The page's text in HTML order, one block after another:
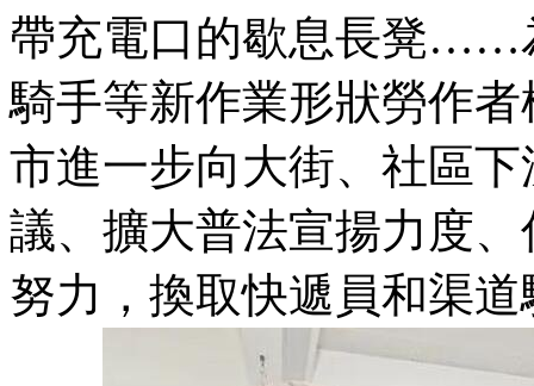
帶充電口的歇息長凳……
騎手等新作業形狀勞作
市進一步向大街、社區
議、擴大普法宣揚力度
努力，換取快遞員和渠